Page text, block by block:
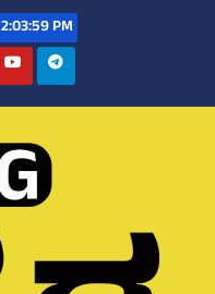
2:04:00 PM